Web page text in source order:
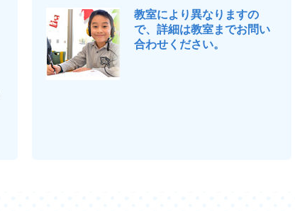
教室により異なりますの
で、詳細は教室までお問い
合わせください。